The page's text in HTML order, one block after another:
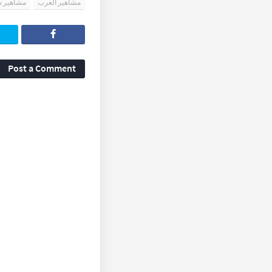
مشاهير العرب مشاهير
Post a Comment